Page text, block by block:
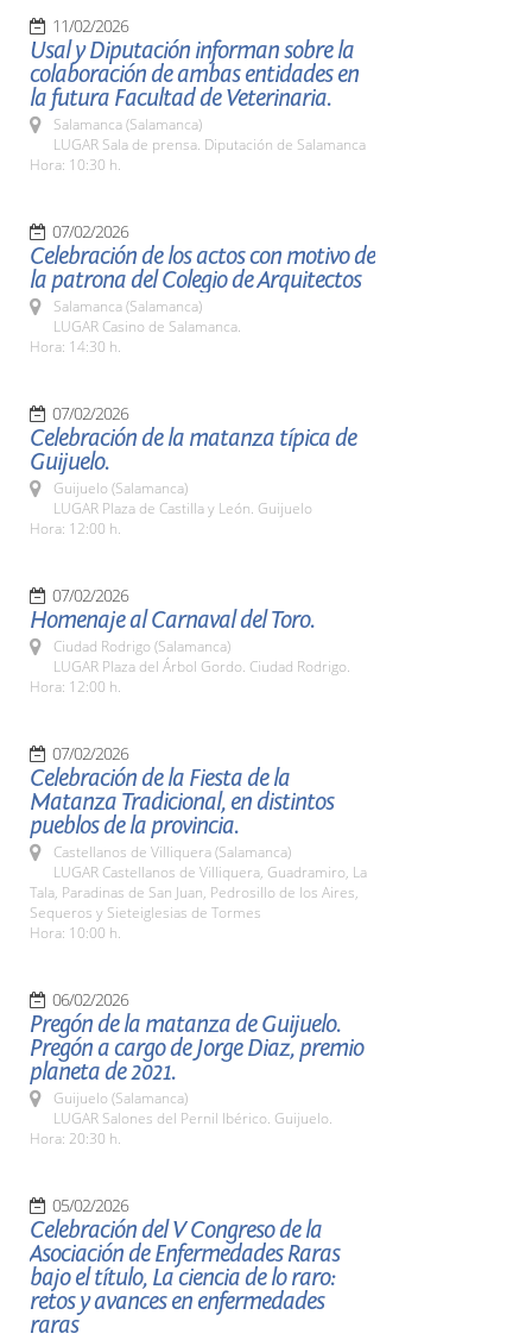
11/02/2026
Usal y Diputación informan sobre la
colaboración de ambas entidades en
la futura Facultad de Veterinaria.
Salamanca (Salamanca)
LUGAR Sala de prensa. Diputación de Salamanca
Hora: 10:30 h.
07/02/2026
Celebración de los actos con motivo de
la patrona del Colegio de Arquitectos
Salamanca (Salamanca)
LUGAR Casino de Salamanca.
Hora: 14:30 h.
07/02/2026
Celebración de la matanza típica de
Guijuelo.
Guijuelo (Salamanca)
LUGAR Plaza de Castilla y León. Guijuelo
Hora: 12:00 h.
07/02/2026
Homenaje al Carnaval del Toro.
Ciudad Rodrigo (Salamanca)
LUGAR Plaza del Árbol Gordo. Ciudad Rodrigo.
Hora: 12:00 h.
07/02/2026
Celebración de la Fiesta de la
Matanza Tradicional, en distintos
pueblos de la provincia.
Castellanos de Villiquera (Salamanca)
LUGAR Castellanos de Villiquera, Guadramiro, La
Tala, Paradinas de San Juan, Pedrosillo de los Aires,
Sequeros y Sieteiglesias de Tormes
Hora: 10:00 h.
06/02/2026
Pregón de la matanza de Guijuelo.
Pregón a cargo de Jorge Diaz, premio
planeta de 2021.
Guijuelo (Salamanca)
LUGAR Salones del Pernil Ibérico. Guijuelo.
Hora: 20:30 h.
05/02/2026
Celebración del V Congreso de la
Asociación de Enfermedades Raras
bajo el título, La ciencia de lo raro:
retos y avances en enfermedades
raras